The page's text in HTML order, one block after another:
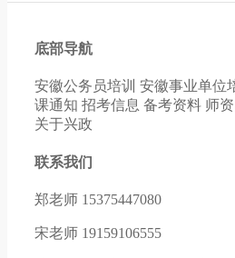
底部导航
安徽公务员培训 安徽事业单位
课通知 招考信息 备考资料 师
关于兴政
联系我们
郑老师 15375447080
宋老师 19159106555